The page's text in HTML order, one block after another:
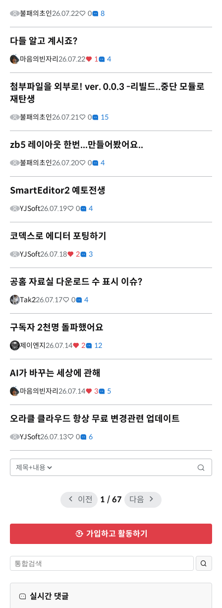
불패의초인26.07.22 0 8
다들 알고 계시죠?
마음의빈자리26.07.22 1 4
첨부파일을 외부로! ver. 0.0.3 -리빌드..중단 모듈로
재탄생
불패의초인26.07.21 0 15
zb5 레이아웃 한번...만들어봤어요..
불패의초인26.07.20 0 4
SmartEditor2 예토전생
YJSoft26.07.19 0 4
코덱스로 에디터 포팅하기
YJSoft26.07.18 2 3
공홈 자료실 다운로드 수 표시 이슈?
Tak226.07.17 0 4
구독자 2천명 돌파했어요
제이엔지26.07.14 2 12
AI가 바꾸는 세상에 관해
마음의빈자리26.07.14 3 5
오라클 클라우드 항상 무료 변경관련 업데이트
YJSoft26.07.13 0 6
이전 1 / 67 다음
가입하고 활동하기
실시간 댓글